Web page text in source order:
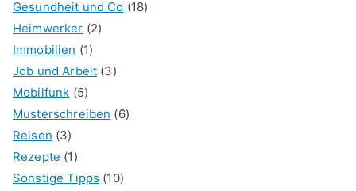
Gesundheit und Co (18)
Heimwerker (2)
Immobilien (1)
Job und Arbeit (3)
Mobilfunk (5)
Musterschreiben (6)
Reisen (3)
Rezepte (1)
Sonstige Tipps (10)